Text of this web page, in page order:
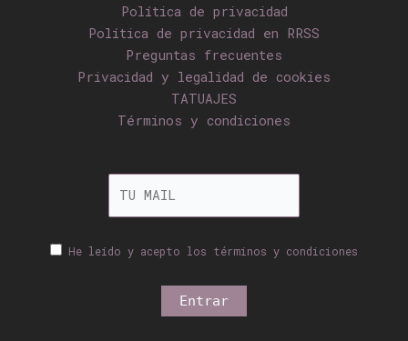
Política de privacidad
Política de privacidad en RRSS
Preguntas frecuentes
Privacidad y legalidad de cookies
TATUAJES
Términos y condiciones
He leído y acepto los términos y condiciones